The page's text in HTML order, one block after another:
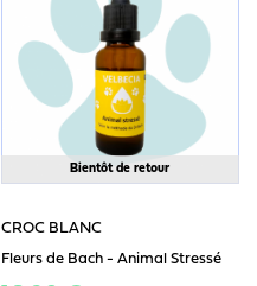
Bientôt de retour
CROC BLANC
Fleurs de Bach - Animal Stressé